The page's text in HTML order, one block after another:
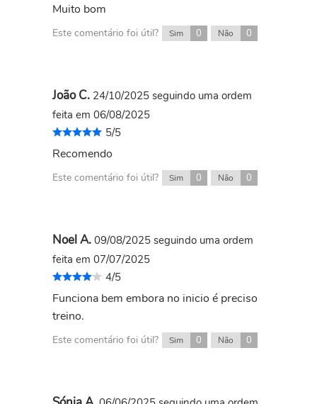
Muito bom
Este comentário foi útil? Sim 0 Não 0
João C. 24/10/2025 seguindo uma ordem
feita em 06/08/2025
5/5
Recomendo
Este comentário foi útil? Sim 0 Não 0
Noel A.09/08/2025 seguindo uma ordem
feita em 07/07/2025
4/5
Funciona bem embora no inicio é preciso
treino.
Este comentário foi útil? Sim 0 Não 0